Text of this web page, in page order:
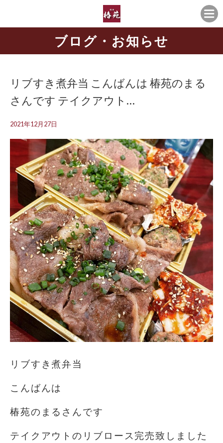
ブログ・お知らせ
リブすき煮弁当 こんばんは 椿苑のまる
さんです テイクアウト…
2021年12月27日
リブすき煮弁当
こんばんは
椿苑のまるさんです
テイクアウトのリブロース完売致しました